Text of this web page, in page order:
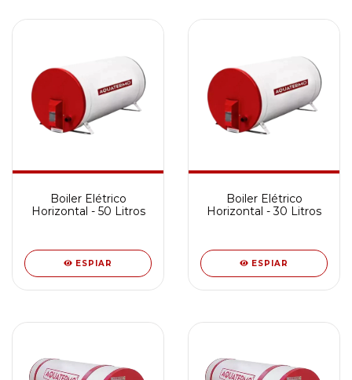
Boiler Elétrico
Horizontal - 50 Litros
ESPIAR
Boiler Elétrico
Horizontal - 30 Litros
ESPIAR